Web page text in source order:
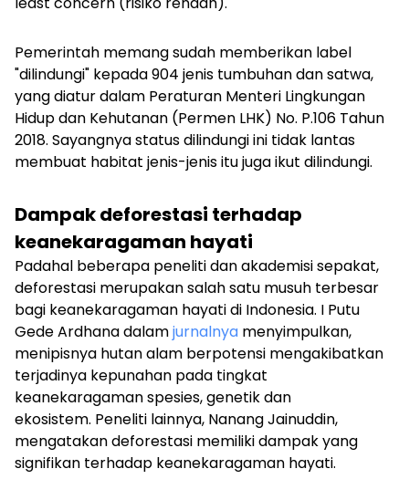
Pemerintah memang sudah memberikan label
"dilindungi" kepada 904 jenis tumbuhan dan satwa,
yang diatur dalam Peraturan Menteri Lingkungan
Hidup dan Kehutanan (Permen LHK) No. P.106 Tahun
2018. Sayangnya status dilindungi ini tidak lantas
membuat habitat jenis-jenis itu juga ikut dilindungi.
Dampak deforestasi terhadap
keanekaragaman hayati
Padahal beberapa peneliti dan akademisi sepakat,
deforestasi merupakan salah satu musuh terbesar
bagi keanekaragaman hayati di Indonesia. I Putu
Gede Ardhana dalamjurnalnya menyimpulkan,
menipisnya hutan alam berpotensi mengakibatkan
terjadinya kepunahan pada tingkat
keanekaragaman spesies, genetik dan
ekosistem. Peneliti lainnya, Nanang Jainuddin,
mengatakan deforestasi memiliki dampak yang
signifikan terhadap keanekaragaman hayati.